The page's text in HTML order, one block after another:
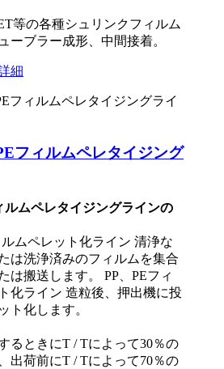
等の各種シュリンクフィルム
ーブラー成形、中間接着。
細
フィルムペレタイジング
ルムペレタイジングラインの
ルムペレット化ライン 清浄な
は洗浄済みのフィルムを集合
は搬送します。 PP、PEフィ
化ライン 造粒後、押出機に投
ト化します。
るときにT / Tによって30％の
出荷前にT / Tによって70％の